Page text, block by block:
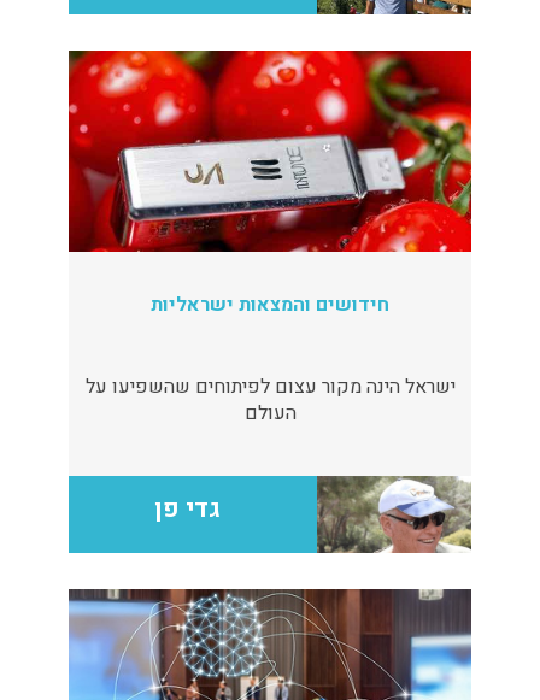
חידושים והמצאות ישראליות
ישראל הינה מקור עצום לפיתוחים שהשפיעו על
העולם
גדי פן